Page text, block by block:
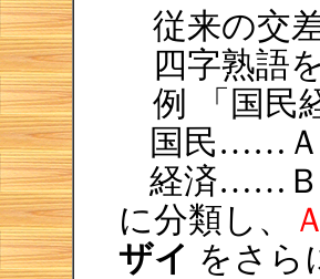
従来の交
四字熟語
例 「国民
国民……
経済……
に分類し、
ザイ をさら